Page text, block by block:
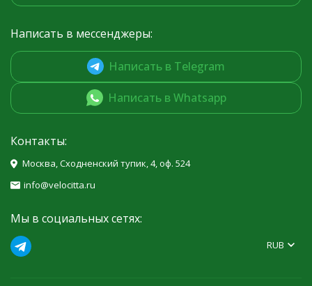
Написать в мессенджеры:
Написать в Telegram
Написать в Whatsapp
Контакты:
Москва, Сходненский тупик, 4, оф. 524
info@velocitta.ru
Мы в социальных сетях:
RUB